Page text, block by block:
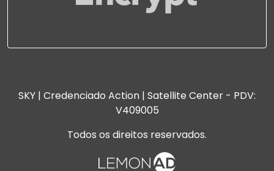
SKY | Credenciado Action | Satellite Center - PDV:
V409005
Todos os direitos reservados.